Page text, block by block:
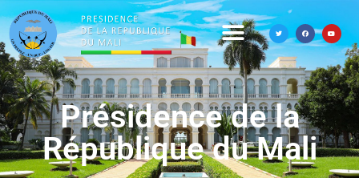
Présidence de la
République du Mali